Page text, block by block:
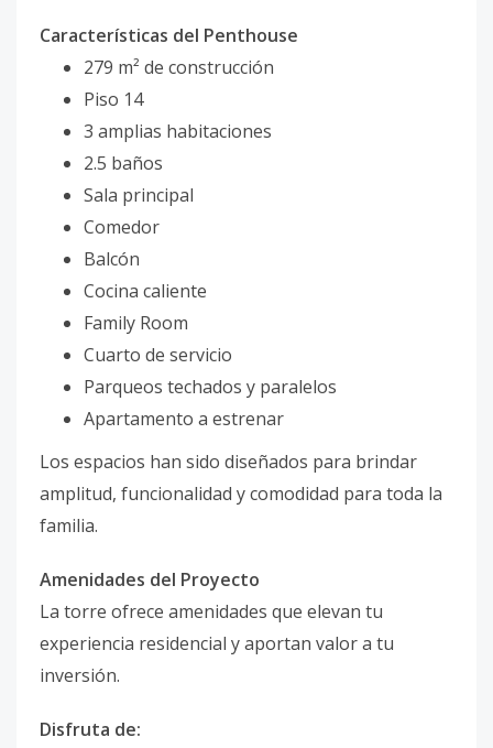
Características del Penthouse
279 m² de construcción
Piso 14
3 amplias habitaciones
2.5 baños
Sala principal
Comedor
Balcón
Cocina caliente
Family Room
Cuarto de servicio
Parqueos techados y paralelos
Apartamento a estrenar
Los espacios han sido diseñados para brindar
amplitud, funcionalidad y comodidad para toda la
familia.
Amenidades del Proyecto
La torre ofrece amenidades que elevan tu
experiencia residencial y aportan valor a tu
inversión.
Disfruta de: